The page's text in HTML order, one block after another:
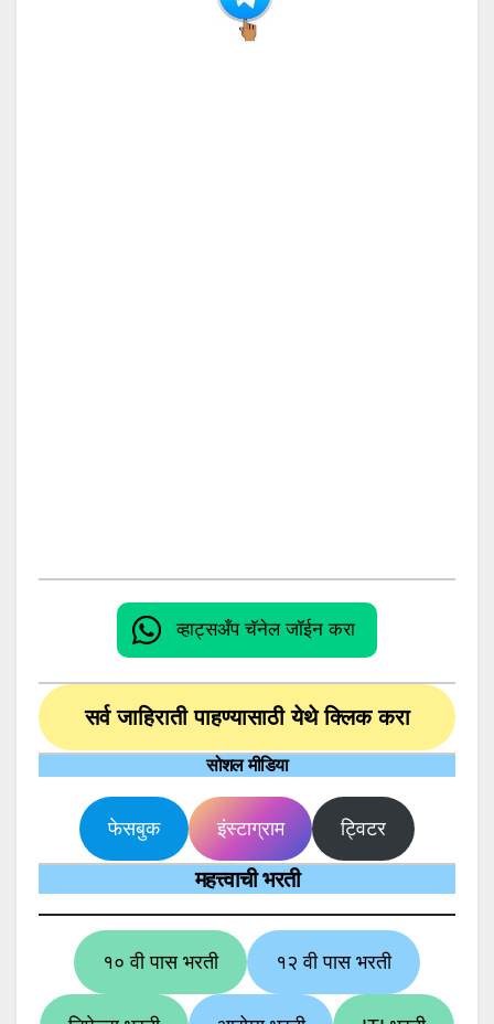
व्हाट्सअँप चॅनेल जॉईन करा
सर्व जाहिराती पाहण्यासाठी येथे क्लिक करा
सोशल मीडिया
फेसबुक इंस्टाग्राम ट्विटर
महत्त्वाची भरती
१० वी पास भरती १२ वी पास भरती